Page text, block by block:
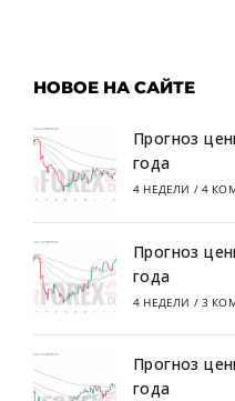
НОВОЕ НА САЙТЕ
Прогноз
года
4 НЕДЕЛИ / 4
Прогноз
года
4 НЕДЕЛИ / 3
Прогноз
года